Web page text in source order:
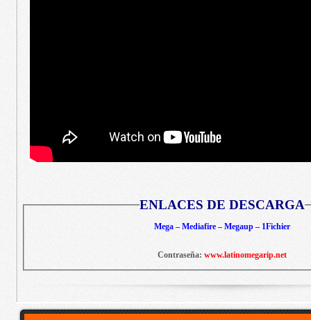
ENLACES DE DESCARGA
Mega – Mediafire – Megaup – 1Fichier
Contraseña: www.latinomegarip.net